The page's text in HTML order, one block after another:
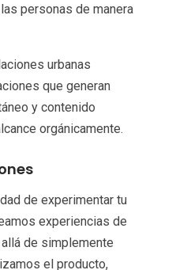
personas de manera
urbanas
que generan
y contenido
orgánicamente.
de experimentar tu
experiencias de
de simplemente
el producto,